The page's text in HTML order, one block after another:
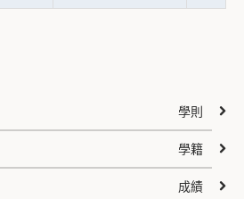
學則
學籍
成績